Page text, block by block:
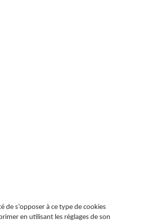
de s’opposer à ce type de cookies
en utilisant les réglages de son